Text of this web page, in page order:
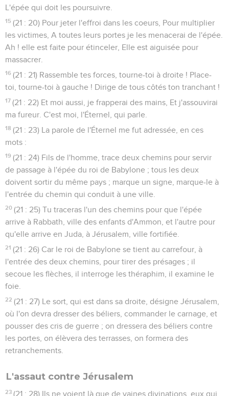
L'épée qui doit les poursuivre.
15 (21 : 20) Pour jeter l'effroi dans les coeurs, Pour multiplier
les victimes, A toutes leurs portes je les menacerai de l'épée.
Ah ! elle est faite pour étinceler, Elle est aiguisée pour
massacrer.
16 (21 : 21) Rassemble tes forces, tourne-toi à droite ! Place-
toi, tourne-toi à gauche ! Dirige de tous côtés ton tranchant !
17 (21 : 22) Et moi aussi, je frapperai des mains, Et j'assouvirai
ma fureur. C'est moi, l'Éternel, qui parle.
18 (21 : 23) La parole de l'Éternel me fut adressée, en ces
mots :
19 (21 : 24) Fils de l'homme, trace deux chemins pour servir
de passage à l'épée du roi de Babylone ; tous les deux
doivent sortir du même pays ; marque un signe, marque-le à
l'entrée du chemin qui conduit à une ville.
20 (21 : 25) Tu traceras l'un des chemins pour que l'épée
arrive à Rabbath, ville des enfants d'Ammon, et l'autre pour
qu'elle arrive en Juda, à Jérusalem, ville fortifiée.
21 (21 : 26) Car le roi de Babylone se tient au carrefour, à
l'entrée des deux chemins, pour tirer des présages ; il
secoue les flèches, il interroge les théraphim, il examine le
foie.
22 (21 : 27) Le sort, qui est dans sa droite, désigne Jérusalem,
où l'on devra dresser des béliers, commander le carnage, et
pousser des cris de guerre ; on dressera des béliers contre
les portes, on élèvera des terrasses, on formera des
retranchements.
L'assaut contre Jérusalem
23 (21 : 28) Ils ne voient là que de vaines divinations, eux qui